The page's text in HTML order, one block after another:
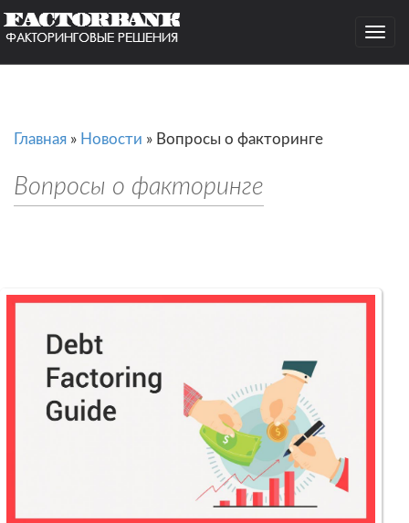
Главная » Новости » Вопросы о факторинге
Вопросы о факторинге